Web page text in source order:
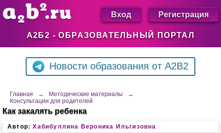
А2Б2 - ОБРАЗОВАТЕЛЬНЫЙ ПОРТАЛ
Вход Регистрация
Новости образования от A2B2
Главная → Методические материалы
→
Консультации для родителей
Как закалять ребенка
Автор: Хабибуллина Вероника Ильгизовна